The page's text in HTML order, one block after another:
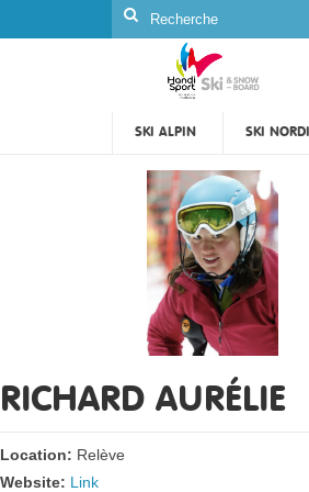
Rechercher
SKI ALPIN SKI
RICHARD AURÉLIE
Location: Relève
Website: Link